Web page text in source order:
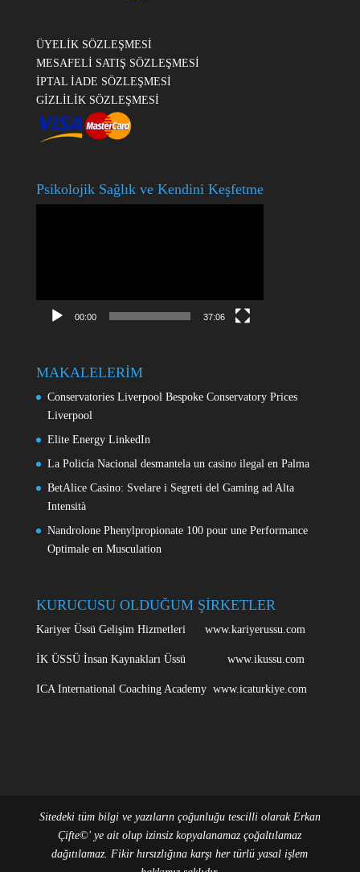
ÜYELİK SÖZLEŞMESİ
MESAFELİ SATIŞ SÖZLEŞMESİ
İPTAL İADE SÖZLEŞMESİ
GİZLİLİK SÖZLEŞMESİ
Psikolojik Sağlık ve Kendini Keşfetme
00:00 37:06
MAKALELERİM
Conservatories Liverpool Bespoke Conservatory Prices
Liverpool
Elite Energy LinkedIn
La Policía Nacional desmantela un casino ilegal en Palma
BetAlice Casino: Svelare i Segreti del Gaming ad Alta
Intensità
Nandrolone Phenylpropionate 100 pour une Performance
Optimale en Musculation
KURUCUSU OLDUĞUM ŞİRKETLER
Kariyer Üssü Gelişim Hizmetleri www.kariyerussu.com
İK ÜSSÜ İnsan Kaynakları Üssü www.ikussu.com
ICA International Coaching Academy www.icaturkiye.com
Sitedeki tüm bilgi ve yazıların çoğunluğu tescilli olarak Erkan
Çifte©' ye ait olup izinsiz kopyalanamaz çoğaltılamaz
dağıtılamaz. Fikir hırsızlığına karşı her türlü yasal işlem